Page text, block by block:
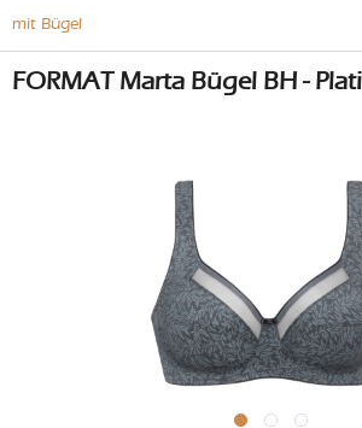
mit Bügel
FORMAT Marta Bügel BH -